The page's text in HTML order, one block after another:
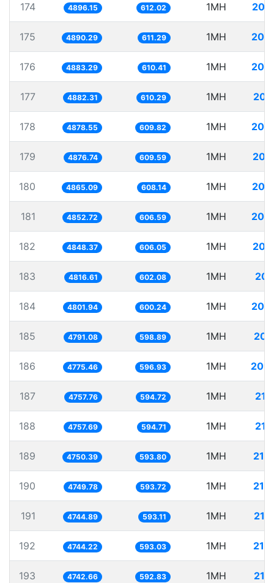
174 4896.15 612.02 1MH
175 4890.29 611.29 1MH
176 4883.29 610.41 1MH
177 4882.31 610.29 1MH
178 4878.55 609.82 1MH
179 4876.74 609.59 1MH
180 4865.09 608.14 1MH
181 4852.72 606.59 1MH
182 4848.37 606.05 1MH
183 4816.61 602.08 1MH
184 4801.94 600.24 1MH
185 4791.08 598.89 1MH
186 4775.46 596.93 1MH
187 4757.76 594.72 1MH
188 4757.69 594.71 1MH
189 4750.39 593.80 1MH
190 4749.78 593.72 1MH
191 4744.89 593.11 1MH
192 4744.22 593.03 1MH
193 4742.66 592.83 1MH